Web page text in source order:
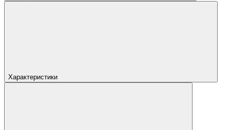
Характеристики